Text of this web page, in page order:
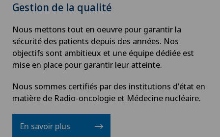
Gestion de la qualité
Nous mettons tout en oeuvre pour garantir la
sécurité des patients depuis des années. Nos
objectifs sont ambitieux et une équipe dédiée est
mise en place pour garantir leur atteinte.
Nous sommes certifiés par des institutions d'état en
matière de Radio-oncologie et Médecine nucléaire.
En savoir plus